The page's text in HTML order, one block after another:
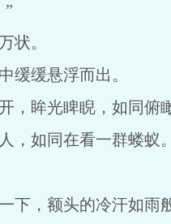
”
状。
缓缓悬浮而出。
，眸光睥睨，如同俯
，如同在看一群蝼蚁。
下，额头的冷汗如雨